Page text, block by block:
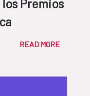
los Premios
READ MORE